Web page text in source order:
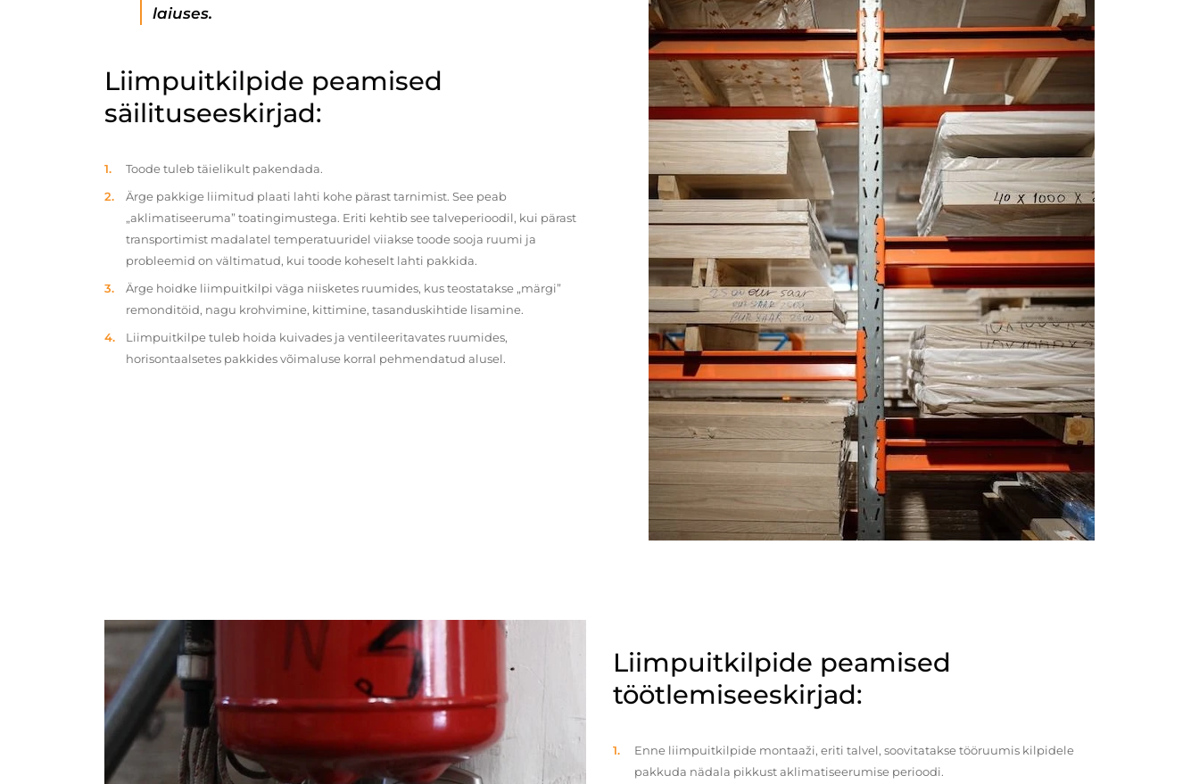
laiuses.
Liimpuitkilpide peamised
säilituseeskirjad:
Toode tuleb täielikult pakendada.
Ärge pakkige liimitud plaati lahti kohe pärast tarnimist. See peab
„aklimatiseeruma” toatingimustega. Eriti kehtib see talveperioodil, kui pärast
transportimist madalatel temperatuuridel viiakse toode sooja ruumi ja
probleemid on vältimatud, kui toode koheselt lahti pakkida.
Ärge hoidke liimpuitkilpi väga niisketes ruumides, kus teostatakse „märgi”
remonditöid, nagu krohvimine, kittimine, tasanduskihtide lisamine.
Liimpuitkilpe tuleb hoida kuivades ja ventileeritavates ruumides,
horisontaalsetes pakkides võimaluse korral pehmendatud alusel.
Liimpuitkilpide peamised
töötlemiseeskirjad:
Enne liimpuitkilpide montaaži, eriti talvel, soovitatakse tööruumis kilpidele
pakkuda nädala pikkust aklimatiseerumise perioodi.